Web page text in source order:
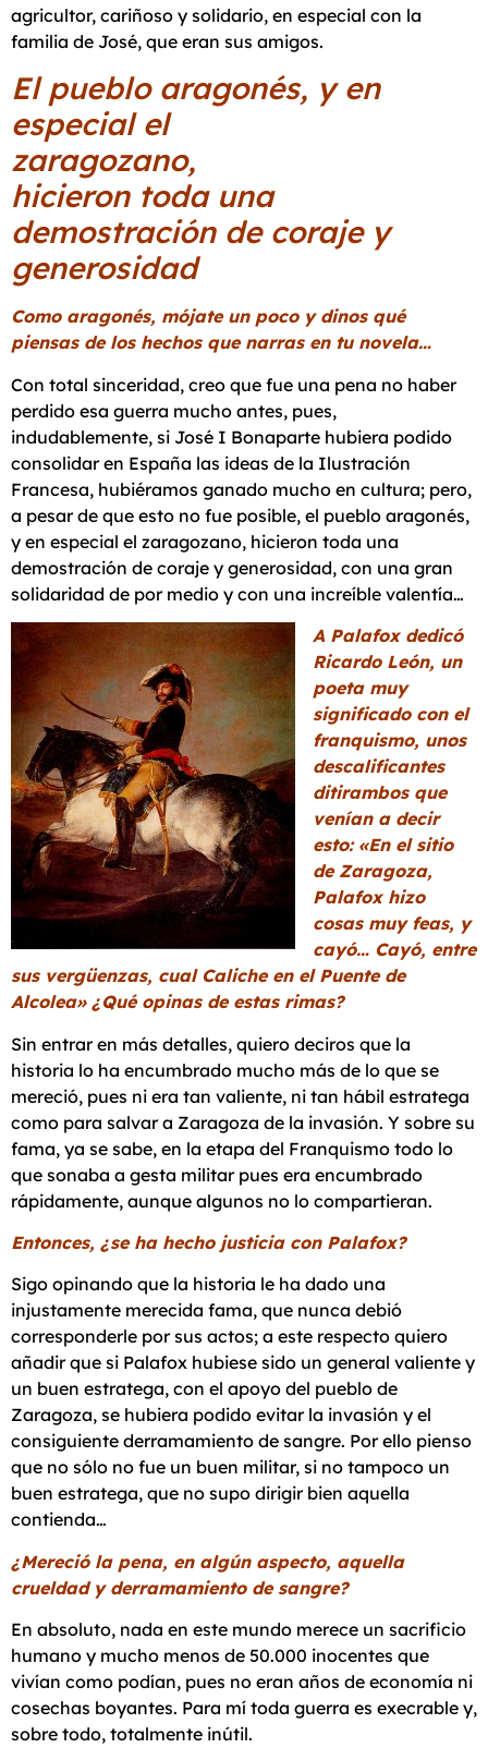
agricultor, cariñoso y solidario, en especial con la
familia de José, que eran sus amigos.
El pueblo aragonés, y en
especial el
zaragozano,
hicieron toda una
demostración de coraje y
generosidad
Como aragonés, mójate un poco y dinos qué
piensas de los hechos que narras en tu novela…
Con total sinceridad, creo que fue una pena no haber
perdido esa guerra mucho antes, pues,
indudablemente, si José I Bonaparte hubiera podido
consolidar en España las ideas de la Ilustración
Francesa, hubiéramos ganado mucho en cultura; pero,
a pesar de que esto no fue posible, el pueblo aragonés,
y en especial el zaragozano, hicieron toda una
demostración de coraje y generosidad, con una gran
solidaridad de por medio y con una increíble valentía…
A Palafox dedicó
Ricardo León, un
poeta muy
significado con el
franquismo, unos
descalificantes
ditirambos que
venían a decir
esto: «En el sitio
de Zaragoza,
Palafox hizo
cosas muy feas, y
cayó… Cayó, entre
sus vergüenzas, cual Caliche en el Puente de
Alcolea» ¿Qué opinas de estas rimas?
Sin entrar en más detalles, quiero deciros que la
historia lo ha encumbrado mucho más de lo que se
mereció, pues ni era tan valiente, ni tan hábil estratega
como para salvar a Zaragoza de la invasión. Y sobre su
fama, ya se sabe, en la etapa del Franquismo todo lo
que sonaba a gesta militar pues era encumbrado
rápidamente, aunque algunos no lo compartieran.
Entonces, ¿se ha hecho justicia con Palafox?
Sigo opinando que la historia le ha dado una
injustamente merecida fama, que nunca debió
corresponderle por sus actos; a este respecto quiero
añadir que si Palafox hubiese sido un general valiente y
un buen estratega, con el apoyo del pueblo de
Zaragoza, se hubiera podido evitar la invasión y el
consiguiente derramamiento de sangre. Por ello pienso
que no sólo no fue un buen militar, si no tampoco un
buen estratega, que no supo dirigir bien aquella
contienda…
¿Mereció la pena, en algún aspecto, aquella
crueldad y derramamiento de sangre?
En absoluto, nada en este mundo merece un sacrificio
humano y mucho menos de 50.000 inocentes que
vivían como podían, pues no eran años de economía ni
cosechas boyantes. Para mí toda guerra es execrable y,
sobre todo, totalmente inútil.